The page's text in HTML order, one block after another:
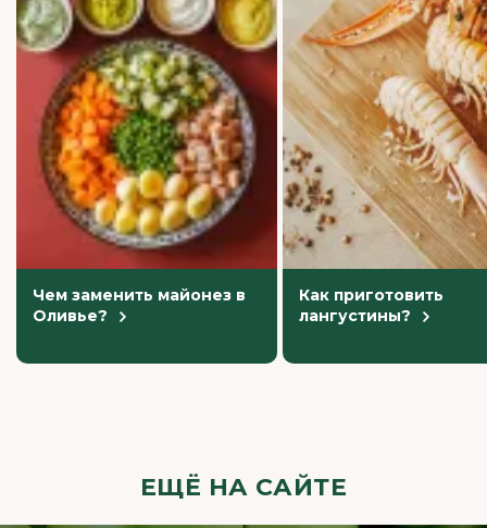
Чем заменить майонез в
Оливье?
Как приготовить
лангустины?
ЕЩЁ НА САЙТЕ